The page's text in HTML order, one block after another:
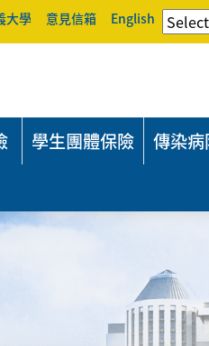
大學 意見信箱 English
學生團體保險 傳染